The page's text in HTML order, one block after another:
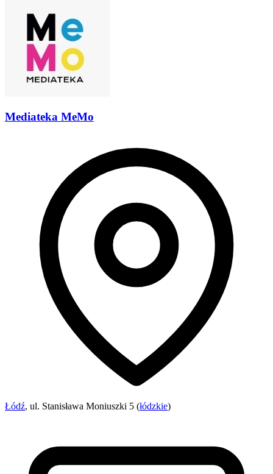
Mediateka MeMo
Łódź, ul. Stanisława Moniuszki 5 (łódzkie)